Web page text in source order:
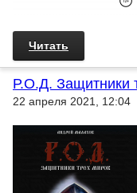
Читать
Р.О.Д. Защитники
22 апреля 2021, 12:04